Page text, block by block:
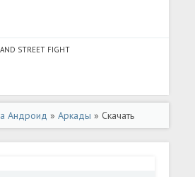
STREET FIGHT
Андроид »Аркады » Скачать
все) на Андроид